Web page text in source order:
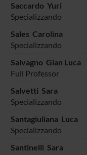
Saccardo Yuri
Specializzando
Sales Carolina
Specializzando
Salvagno Gian Luca
Full Professor
Salvetti Sara
Specializzando
Santagiuliana Luca
Specializzando
Santinelli Sara